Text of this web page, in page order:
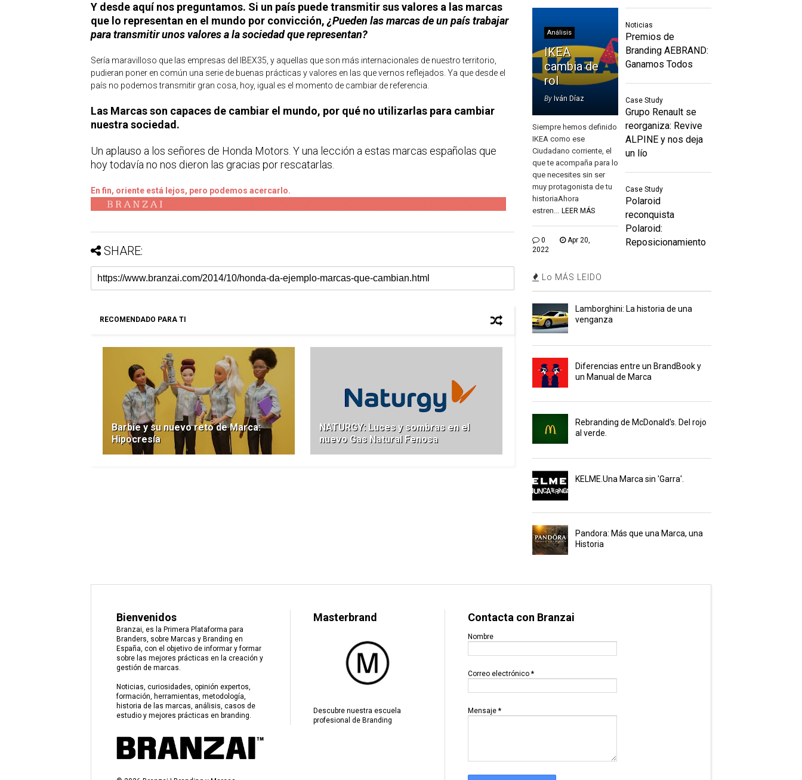
Y desde aquí nos preguntamos. Si un país puede transmitir sus valores a las marcas
que lo representan en el mundo por convicción,¿Pueden las marcas de un país trabajar
para transmitir unos valores a la sociedad que representan?
Sería maravilloso que las empresas del IBEX35, y aquellas que son más internacionales de nuestro territorio,
pudieran poner en común una serie de buenas prácticas y valores en las que vernos reflejados. Ya que desde el
país no podemos transmitir gran cosa, hoy, igual es el momento de cambiar de referencia.
Las Marcas son capaces de cambiar el mundo, por qué no utilizarlas para cambiar
nuestra sociedad.
Un aplauso a los señores de Honda Motors. Y una lección a estas marcas españolas que
hoy todavía no nos dieron las gracias por rescatarlas.
En fin, oriente está lejos, pero podemos acercarlo.
SHARE:
RECOMENDADO PARA TI
Barbie y su nuevo reto de Marca:
Hipocresía
NATURGY: Luces y sombras en el
nuevo Gas Natural Fenosa
Análisis
IKEA
cambia de
rol
By Iván Díaz
Siempre hemos definido
IKEA como ese
Ciudadano corriente, el
que te acompaña para lo
que necesites sin ser
muy protagonista de tu
historiaAhora
estren...
LEER MÁS
0
Apr 20,
2022
Noticias
Premios de
Branding AEBRAND:
Ganamos Todos
Case Study
Grupo Renault se
reorganiza: Revive
ALPINE y nos deja
un lío
Case Study
Polaroid
reconquista
Polaroid:
Reposicionamiento
Lo MÁS LEIDO
Lamborghini: La historia de una
venganza
Diferencias entre un BrandBook y
un Manual de Marca
Rebranding de McDonald's. Del rojo
al verde.
KELME.Una Marca sin 'Garra'.
Pandora: Más que una Marca, una
Historia
Bienvenidos
Branzai, es la Primera Plataforma para
Branders, sobre Marcas y Branding en
España, con el objetivo de informar y formar
sobre las mejores prácticas en la creación y
gestión de marcas.
Noticias, curiosidades, opinión expertos,
formación, herramientas, metodología,
historia de las marcas, análisis, casos de
estudio y mejores prácticas en branding.
Masterbrand
Descubre nuestra escuela
profesional de Branding
Contacta con Branzai
Nombre
Correo electrónico *
Mensaje *